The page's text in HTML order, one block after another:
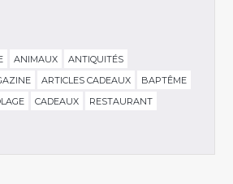
ANIMAUX
ANTIQUITÉS
ARTICLES CADEAUX
BAPTÊME
CADEAUX
RESTAURANT